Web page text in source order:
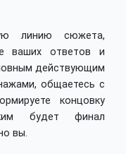
линию сюжета,
ваших ответов и
действующим
общаетесь с
концовку
будет финал
вы.